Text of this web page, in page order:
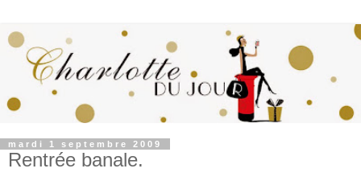
mardi 1 septembre 2009
Rentrée banale.